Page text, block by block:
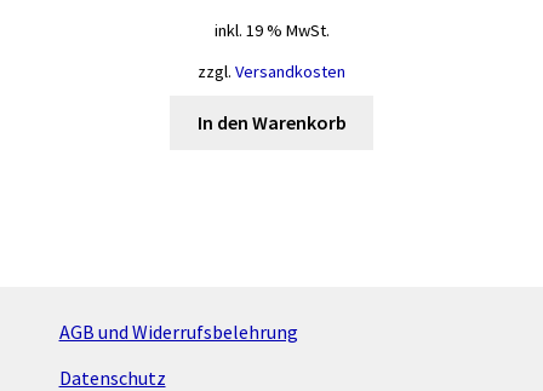
inkl. 19 % MwSt.
zzgl. Versandkosten
In den Warenkorb
AGB und Widerrufsbelehrung
Datenschutz